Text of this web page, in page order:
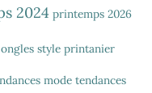
2024 printemps 2026
style printanier
mode tendances